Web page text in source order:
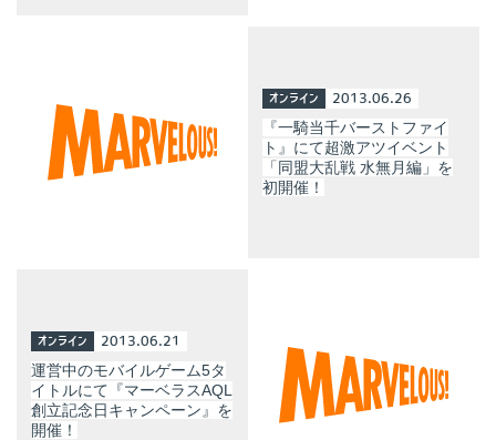
オンライン 2013.06.26
『一騎当千バーストファイ
ト』にて超激アツイベント
「同盟大乱戦 水無月編」を
初開催！
オンライン 2013.06.21
運営中のモバイルゲーム5タ
イトルにて『マーベラスAQL
創立記念日キャンペーン』を
開催！